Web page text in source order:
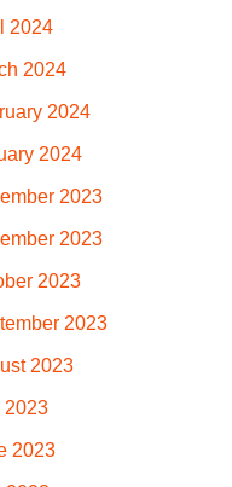
2024
2024
2024
2024
2023
2023
2023
2023
2023
2023
2023